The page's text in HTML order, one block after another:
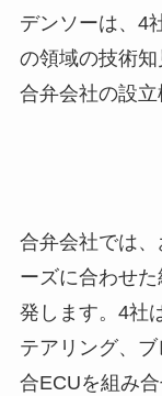
デンソーは、4
の領域の技術
合弁会社の設立
合弁会社では
ーズに合わせ
発します。4社
テアリング、
合ECUを組み